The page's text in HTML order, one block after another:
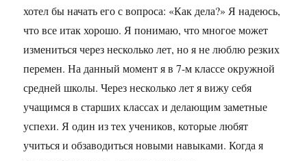
хотел бы начать его с вопроса: «Как дела?» Я надеюсь,
что все итак хорошо. Я понимаю, что многое может
измениться через несколько лет, но я не люблю резких
перемен. На данный момент я в 7-м классе окружной
средней школы. Через несколько лет я вижу себя
учащимся в старших классах и делающим заметные
успехи. Я один из тех учеников, которые любят
учиться и обзаводиться новыми навыками. Когда я